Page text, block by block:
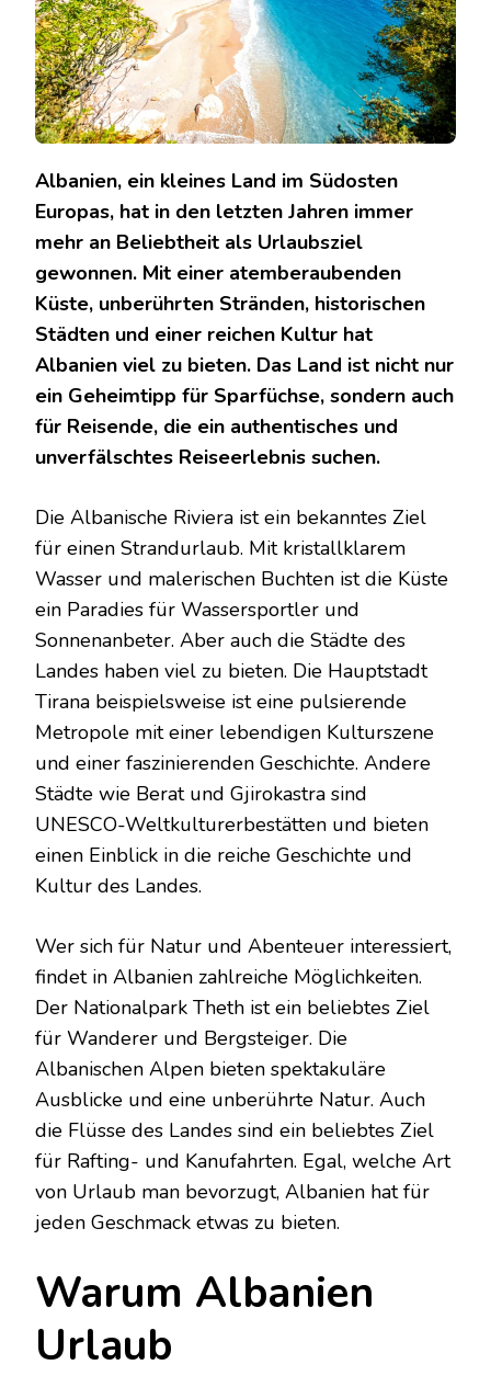
Albanien, ein kleines Land im Südosten
Europas, hat in den letzten Jahren immer
mehr an Beliebtheit als Urlaubsziel
gewonnen. Mit einer atemberaubenden
Küste, unberührten Stränden, historischen
Städten und einer reichen Kultur hat
Albanien viel zu bieten. Das Land ist nicht nur
ein Geheimtipp für Sparfüchse, sondern auch
für Reisende, die ein authentisches und
unverfälschtes Reiseerlebnis suchen.
Die Albanische Riviera ist ein bekanntes Ziel
für einen Strandurlaub. Mit kristallklarem
Wasser und malerischen Buchten ist die Küste
ein Paradies für Wassersportler und
Sonnenanbeter. Aber auch die Städte des
Landes haben viel zu bieten. Die Hauptstadt
Tirana beispielsweise ist eine pulsierende
Metropole mit einer lebendigen Kulturszene
und einer faszinierenden Geschichte. Andere
Städte wie Berat und Gjirokastra sind
UNESCO-Weltkulturerbestätten und bieten
einen Einblick in die reiche Geschichte und
Kultur des Landes.
Wer sich für Natur und Abenteuer interessiert,
findet in Albanien zahlreiche Möglichkeiten.
Der Nationalpark Theth ist ein beliebtes Ziel
für Wanderer und Bergsteiger. Die
Albanischen Alpen bieten spektakuläre
Ausblicke und eine unberührte Natur. Auch
die Flüsse des Landes sind ein beliebtes Ziel
für Rafting- und Kanufahrten. Egal, welche Art
von Urlaub man bevorzugt, Albanien hat für
jeden Geschmack etwas zu bieten.
Warum Albanien
Urlaub